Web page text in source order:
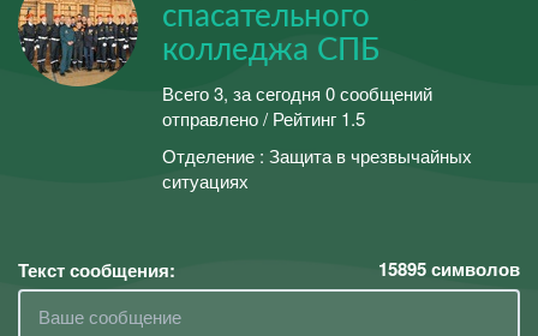
спасательного
колледжа СПБ
Всего 3, за сегодня 0 сообщений
отправлено / Рейтинг 1.5
Отделение : Защита в чрезвычайных
ситуациях
Текст сообщения: 15895символов